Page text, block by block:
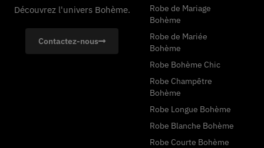
Découvrez l'univers Bohème.
Contactez-nous
Robe de Mariage
Bohème
Robe de Mariée
Bohème
Robe Bohème Chic
Robe Champêtre
Bohème
Robe Longue Bohème
Robe Blanche Bohème
Robe Courte Bohème